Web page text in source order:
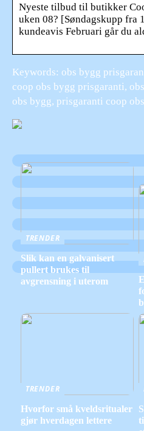
Nyeste tilbud til butikker
uken 08? [Søndagskupp fra
kundeavis Februari går du
Keywords: obs bygg
coop obs bygg prisgaranti,
obs bygg, prisgaranti coop
TRENDER
Slik kan en galvanisert
pullert brukes til
avgrensning i uterom
TRENDER
Hvorfor små kveldsritualer
gjør hverdagen lettere